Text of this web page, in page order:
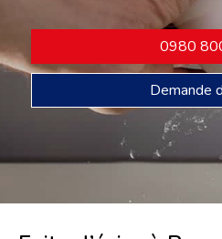
0980
Demande